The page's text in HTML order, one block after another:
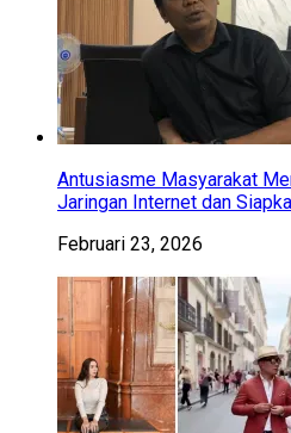
Antusiasme Masyarakat
Jaringan Internet dan
Februari 23, 2026